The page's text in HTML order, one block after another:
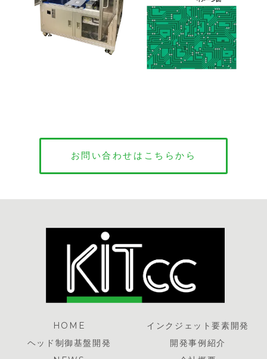
お問い合わせはこちらから
HOME
インクジェット要素開発
ヘッド制御基盤開発
開発事例紹介